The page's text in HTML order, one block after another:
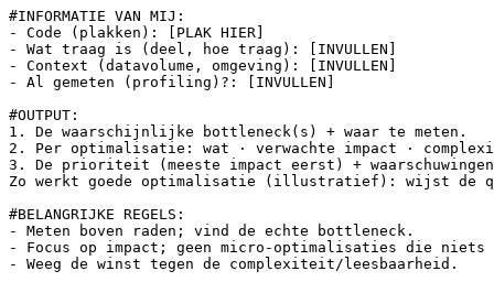
#INFORMATIE VAN MIJ:
- Code (plakken): [PLAK HIER]
- Wat traag is (deel, hoe traag): [INVULLEN]
- Context (datavolume, omgeving): [INVULLEN]
- Al gemeten (profiling)?: [INVULLEN]
#OUTPUT:
1. De waarschijnlijke bottleneck(s) + waar te meten.
2. Per optimalisatie: wat · verwachte impact ·
3. De prioriteit (meeste impact eerst) +
Zo werkt goede optimalisatie (illustratief): wijst de
#BELANGRIJKE REGELS:
- Meten boven raden; vind de echte bottleneck.
- Focus op impact; geen micro-optimalisaties die niets
- Weeg de winst tegen de complexiteit/leesbaarheid.